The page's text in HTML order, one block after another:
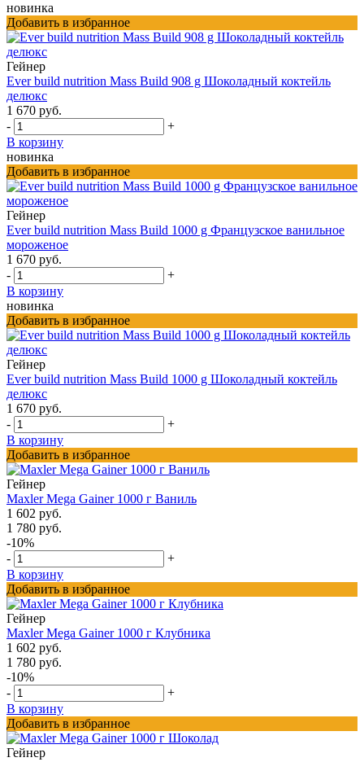
новинка
Добавить в избранное
Гейнер
Ever build nutrition Mass Build 908 g Шоколадный коктейль
делюкс
1 670 руб.
-
+
В корзину
новинка
Добавить в избранное
Гейнер
Ever build nutrition Mass Build 1000 g Французское ванильное
мороженое
1 670 руб.
-
+
В корзину
новинка
Добавить в избранное
Гейнер
Ever build nutrition Mass Build 1000 g Шоколадный коктейль
делюкс
1 670 руб.
-
+
В корзину
Добавить в избранное
Гейнер
Maxler Mega Gainer 1000 г Ваниль
1 602 руб.
1 780 руб.
-10%
-
+
В корзину
Добавить в избранное
Гейнер
Maxler Mega Gainer 1000 г Клубника
1 602 руб.
1 780 руб.
-10%
-
+
В корзину
Добавить в избранное
Гейнер